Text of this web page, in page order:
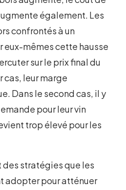
également. Les
confrontés à un
eux-mêmes cette hausse
sur le prix final du
cas, leur marge
Dans le second cas, il y
pour leur vin
trop élevé pour les
stratégies que les
adopter pour atténuer